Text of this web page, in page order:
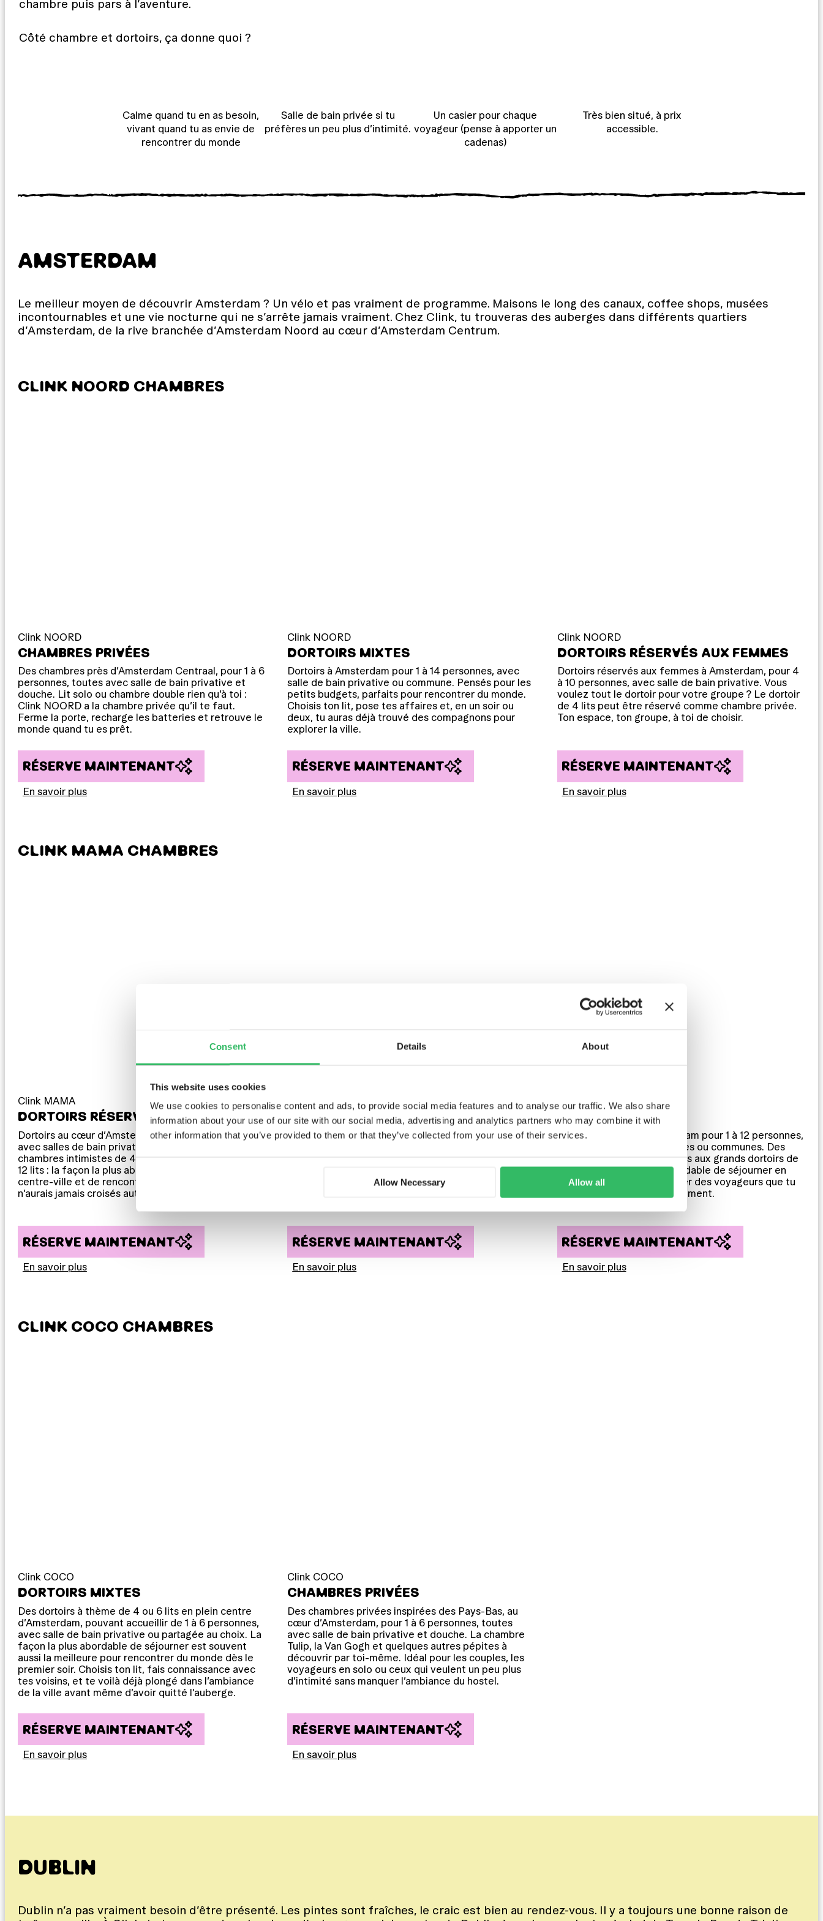
Consent Details About
This website uses cookies
We use cookies to personalise content and ads, to provide social media features and to analyse our traffic. We also share
information about your use of our site with our social media, advertising and analytics partners who may combine it with
other information that you’ve provided to them or that they’ve collected from your use of their services.
Allow Necessary Allow all
chambre puis pars à l’aventure.
Côté chambre et dortoirs, ça donne quoi ?
Calme quand tu en as besoin,
vivant quand tu as envie de
rencontrer du monde
Salle de bain privée si tu
préfères un peu plus d’intimité.
Un casier pour chaque
voyageur (pense à apporter un
cadenas)
Très bien situé, à prix
accessible.
AMSTERDAM
Le meilleur moyen de découvrir Amsterdam ? Un vélo et pas vraiment de programme. Maisons le long des canaux, coffee shops, musées
incontournables et une vie nocturne qui ne s’arrête jamais vraiment. Chez Clink, tu trouveras des auberges dans différents quartiers
d’Amsterdam, de la rive branchée d’Amsterdam Noord au cœur d’Amsterdam Centrum.
CLINK NOORD CHAMBRES
Clink NOORD
CHAMBRES PRIVÉES
Des chambres près d’Amsterdam Centraal, pour 1 à 6
personnes, toutes avec salle de bain privative et
douche. Lit solo ou chambre double rien qu’à toi :
Clink NOORD a la chambre privée qu’il te faut.
Ferme la porte, recharge les batteries et retrouve le
monde quand tu es prêt.
RÉSERVE MAINTENANT
En savoir plus
Clink NOORD
DORTOIRS MIXTES
Dortoirs à Amsterdam pour 1 à 14 personnes, avec
salle de bain privative ou commune. Pensés pour les
petits budgets, parfaits pour rencontrer du monde.
Choisis ton lit, pose tes affaires et, en un soir ou
deux, tu auras déjà trouvé des compagnons pour
explorer la ville.
RÉSERVE MAINTENANT
En savoir plus
Clink NOORD
DORTOIRS RÉSERVÉS AUX FEMMES
Dortoirs réservés aux femmes à Amsterdam, pour 4
à 10 personnes, avec salle de bain privative. Vous
voulez tout le dortoir pour votre groupe ? Le dortoir
de 4 lits peut être réservé comme chambre privée.
Ton espace, ton groupe, à toi de choisir.
RÉSERVE MAINTENANT
En savoir plus
CLINK MAMA CHAMBRES
Clink MAMA
DORTOIRS RÉSERVÉS AUX FEMMES
Dortoirs au cœur d’Amsterdam pour 1 à 12 personnes,
avec salles de bain privatives ou communes. Des
chambres intimistes de 4 lits aux grands dortoirs de
12 lits : la façon la plus abordable de séjourner en
centre-ville et de rencontrer des voyageurs que tu
n’aurais jamais croisés autrement.
RÉSERVE MAINTENANT
En savoir plus
Clink MAMA
CHAMBRES PRIVÉES
Chambres privées au cœur d’Amsterdam pour 1 à 2
L’intimité d’une chambre d’hôtel, l’ambiance d’un
hostel juste derrière la porte. Idéal pour les couples,
RÉSERVE MAINTENANT
En savoir plus
Clink MAMA
DORTOIRS MIXTES
Dortoirs au cœur d’Amsterdam pour 1 à 12 personnes,
avec salles de bain privatives ou communes. Des
chambres intimistes de 4 lits aux grands dortoirs de
12 lits : la façon la plus abordable de séjourner en
centre-ville et de rencontrer des voyageurs que tu
n’aurais jamais croisés autrement.
RÉSERVE MAINTENANT
En savoir plus
CLINK COCO CHAMBRES
Clink COCO
DORTOIRS MIXTES
Des dortoirs à thème de 4 ou 6 lits en plein centre
d’Amsterdam, pouvant accueillir de 1 à 6 personnes,
avec salle de bain privative ou partagée au choix. La
façon la plus abordable de séjourner est souvent
aussi la meilleure pour rencontrer du monde dès le
premier soir. Choisis ton lit, fais connaissance avec
tes voisins, et te voilà déjà plongé dans l’ambiance
de la ville avant même d’avoir quitté l’auberge.
RÉSERVE MAINTENANT
En savoir plus
Clink COCO
CHAMBRES PRIVÉES
Des chambres privées inspirées des Pays-Bas, au
cœur d’Amsterdam, pour 1 à 6 personnes, toutes
avec salle de bain privative et douche. La chambre
Tulip, la Van Gogh et quelques autres pépites à
découvrir par toi-même. Idéal pour les couples, les
voyageurs en solo ou ceux qui veulent un peu plus
d’intimité sans manquer l’ambiance du hostel.
RÉSERVE MAINTENANT
En savoir plus
DUBLIN
Dublin n’a pas vraiment besoin d’être présenté. Les pintes sont fraîches, le craic est bien au rendez-vous. Il y a toujours une bonne raison de